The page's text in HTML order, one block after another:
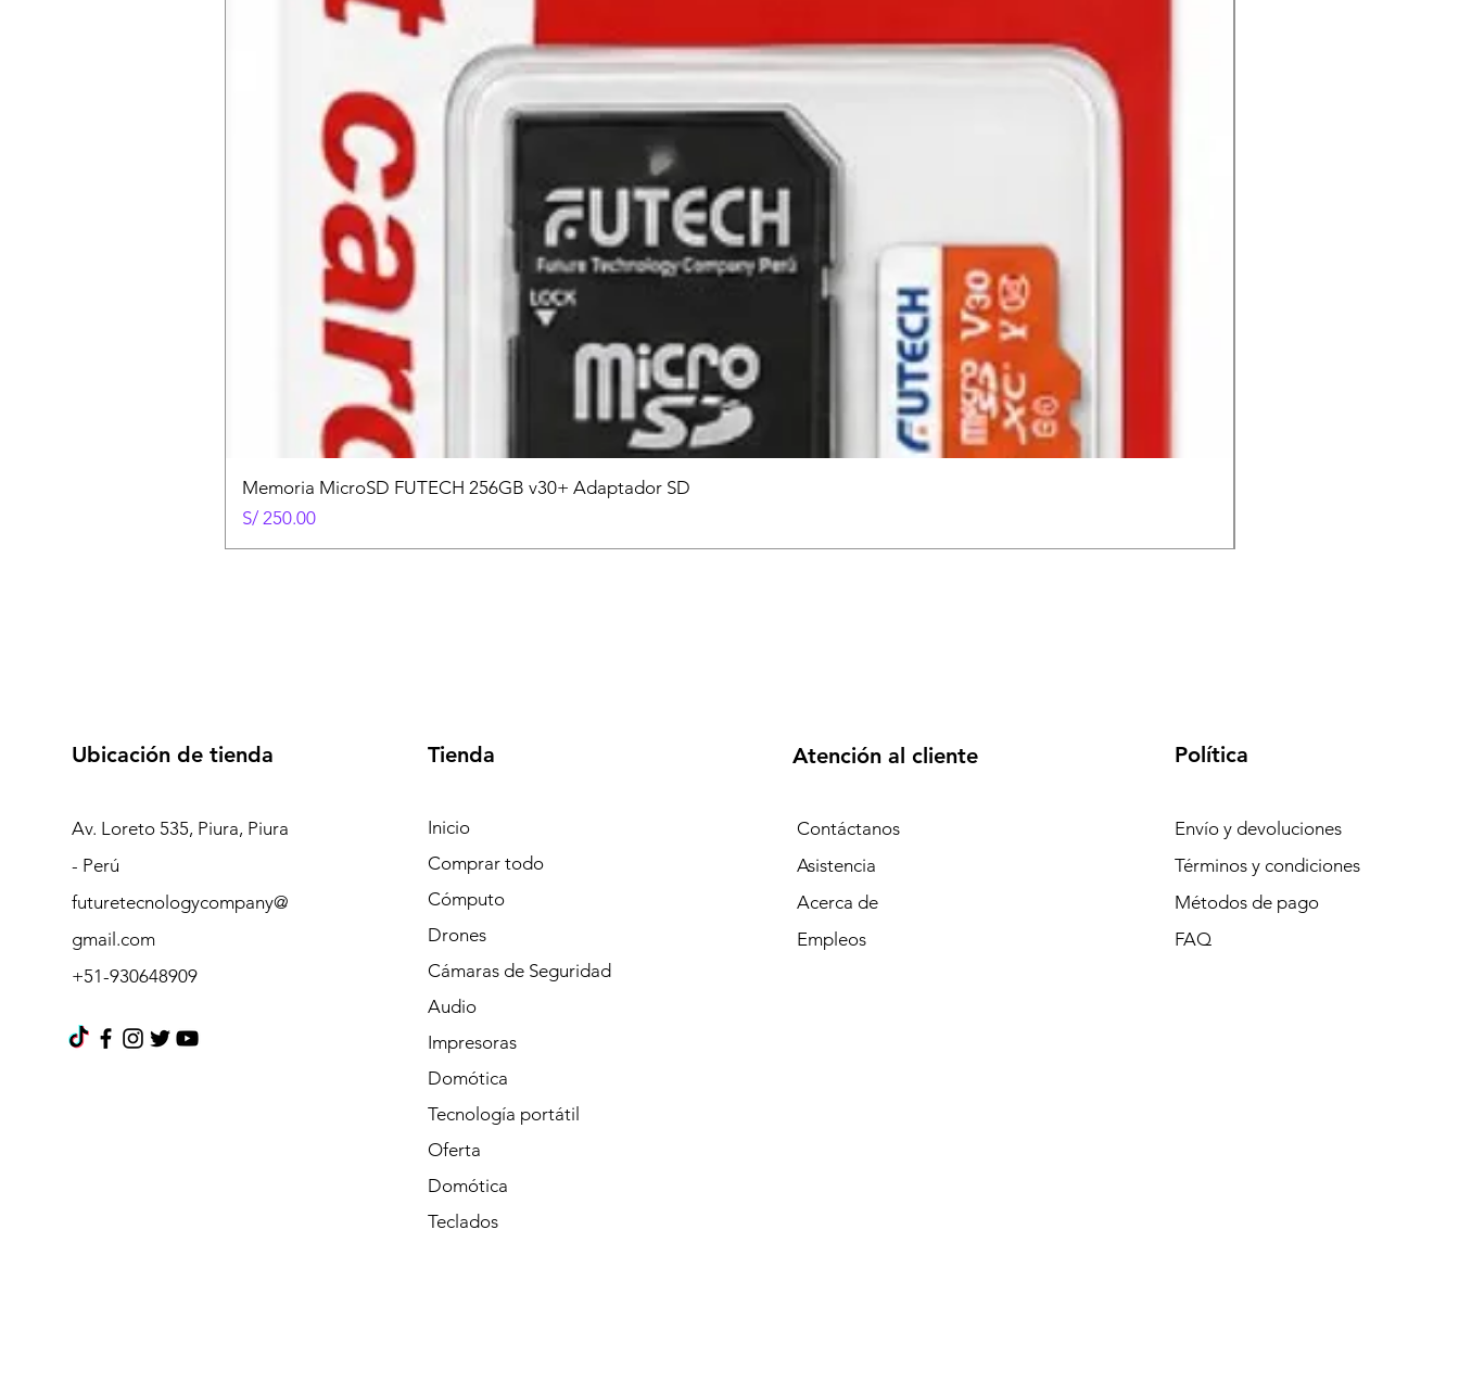
Memoria MicroSD FUTECH 256GB v30+ Adaptador SD
Precio
S/ 250.00
Ubicación de tienda
Av. Loreto 535, Piura, Piura
- Perú
futuretecnologycompany@
gmail.com
+51-930648909
Tienda
Inicio
Comprar todo
Cómputo
Drones
Cámaras de Seguridad
Audio
Impresoras
Domótica
Tecnología portátil
Oferta
Domótica
Teclados
Atención al cliente
Contáctanos
Asistencia
Acerca de
Empleos
Política
Envío y devoluciones
Términos y condiciones
Métodos de pago
FAQ